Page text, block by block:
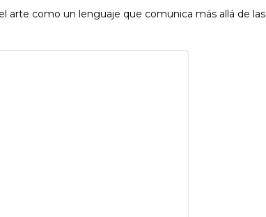
arte como un lenguaje que comunica más allá de las